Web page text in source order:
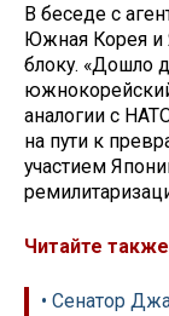
В беседе с
Южная Корея и
блоку. «Дошло
аналогии с
на пути к
участием
Читайте
• Сенатор